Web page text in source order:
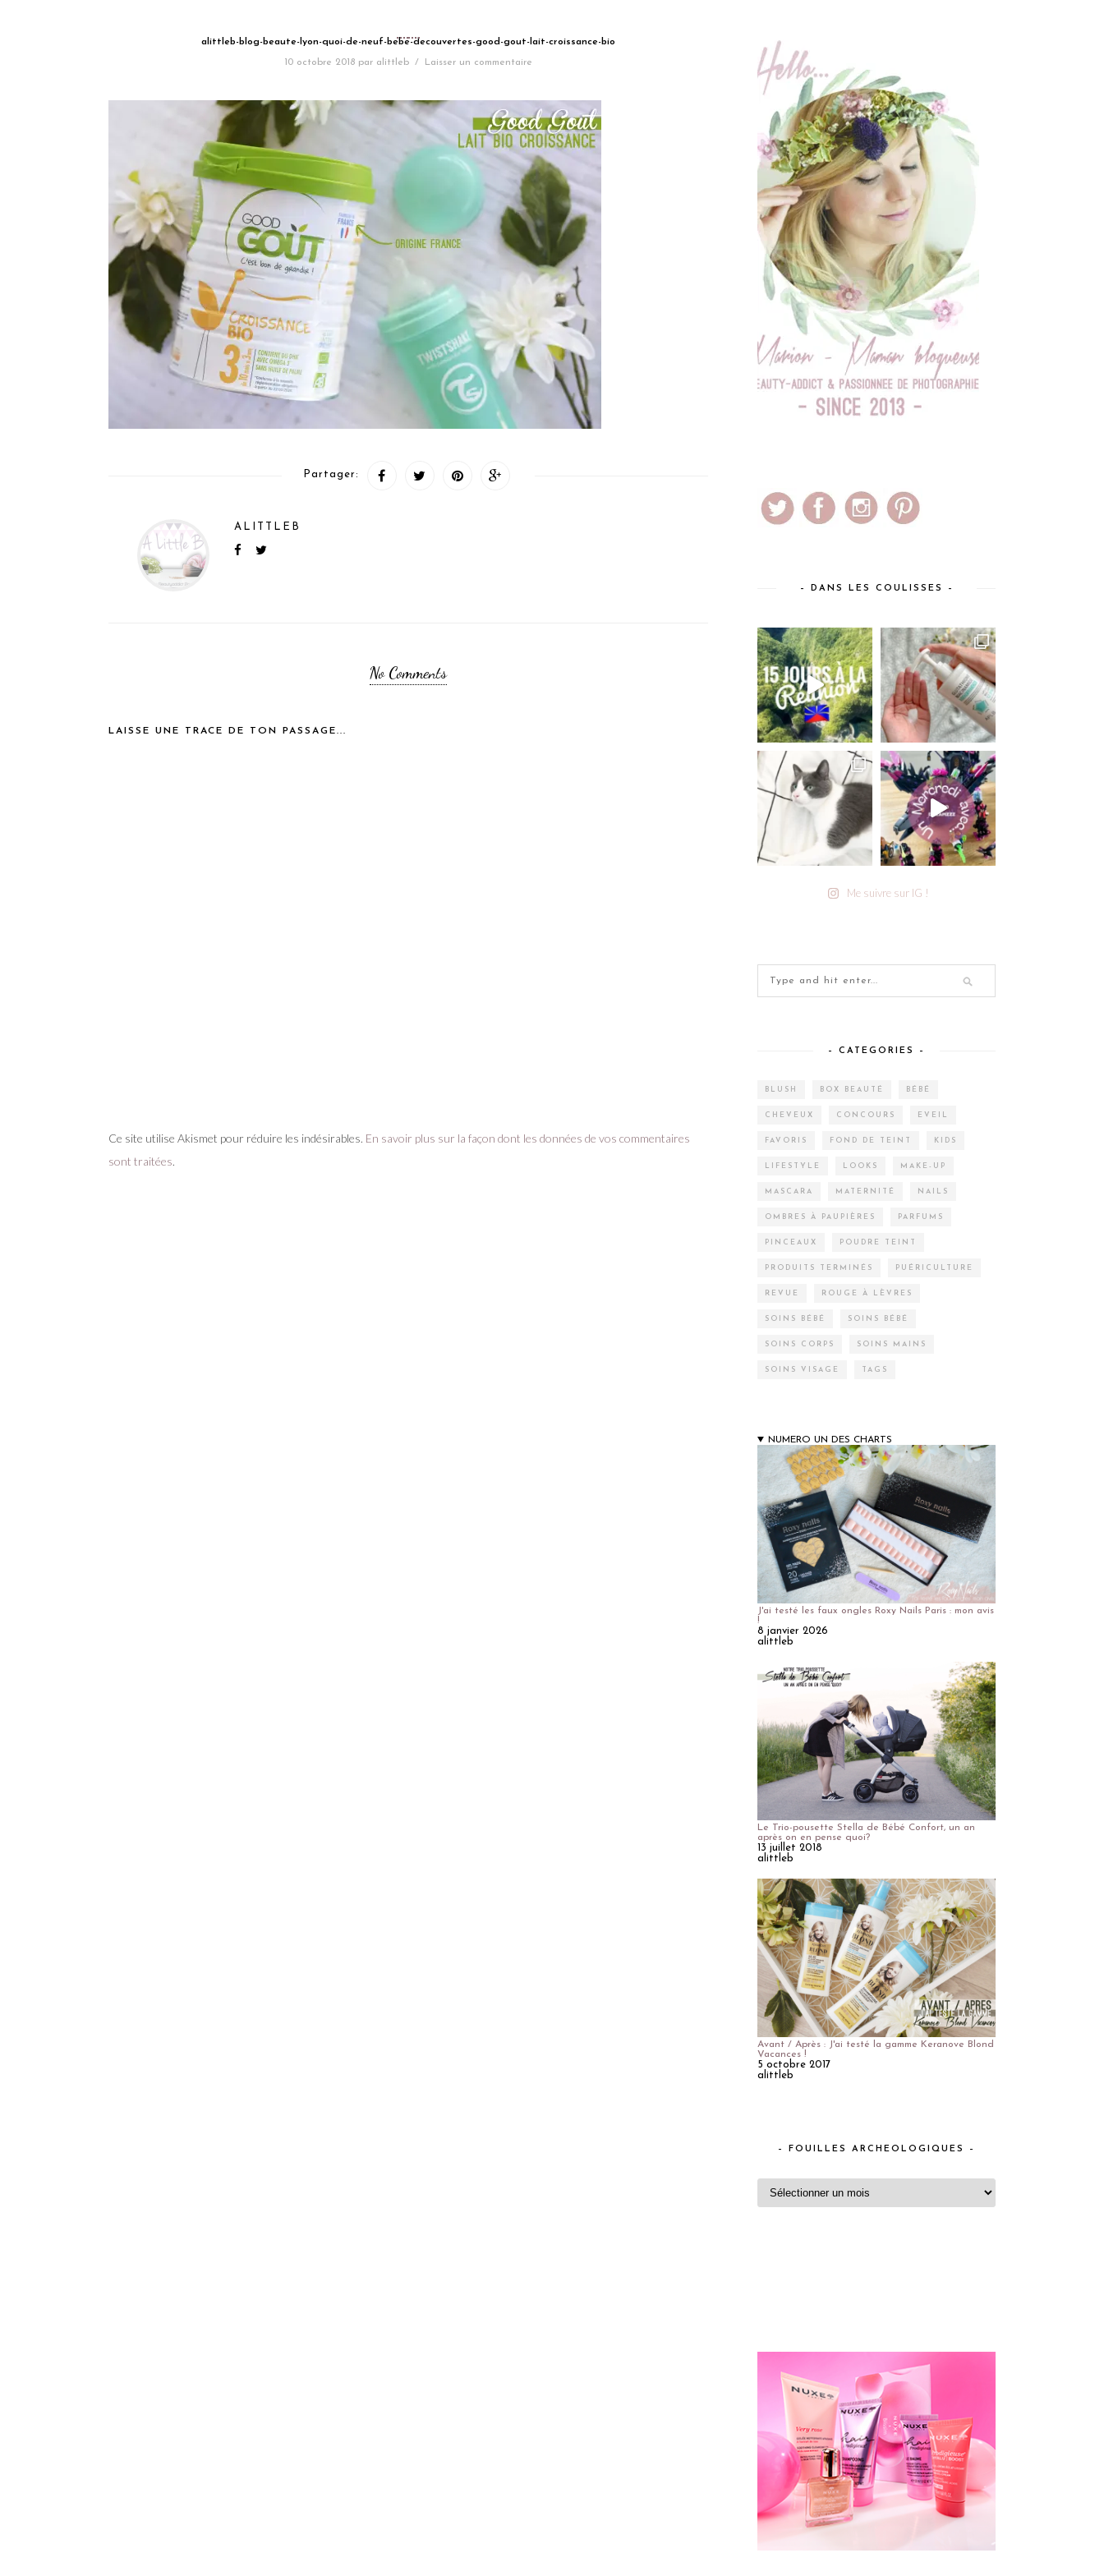
alittleb-blog-beaute-lyon-quoi-de-neuf-bebe-decouvertes-good-gout-lait-croissance-bio
10 octobre 2018 par alittleb / Laisser un commentaire
Partager:
ALITTLEB
No Comments
LAISSE UNE TRACE DE TON PASSAGE...
Ce site utilise Akismet pour réduire les indésirables. En savoir plus sur la façon dont les données de vos commentaires
sont traitées.
– DANS LES COULISSES –
Me suivre sur IG !
– CATEGORIES –
BLUSH BOX BEAUTÉ BÉBÉ
CHEVEUX CONCOURS EVEIL
FAVORIS FOND DE TEINT KIDS
LIFESTYLE LOOKS MAKE-UP
MASCARA MATERNITÉ NAILS
OMBRES À PAUPIÈRES PARFUMS
PINCEAUX POUDRE TEINT
PRODUITS TERMINÉS PUÉRICULTURE
REVUE ROUGE À LÈVRES
SOINS BÉBÉ SOINS BÉBÉ
SOINS CORPS SOINS MAINS
SOINS VISAGE TAGS
NUMERO UN DES CHARTS
J'ai testé les faux ongles Roxy Nails Paris : mon avis
!
8 janvier 2026
alittleb
Le Trio-pousette Stella de Bébé Confort, un an
après on en pense quoi?
13 juillet 2018
alittleb
Avant / Après : J'ai testé la gamme Keranove Blond
Vacances !
5 octobre 2017
alittleb
– FOUILLES ARCHEOLOGIQUES –